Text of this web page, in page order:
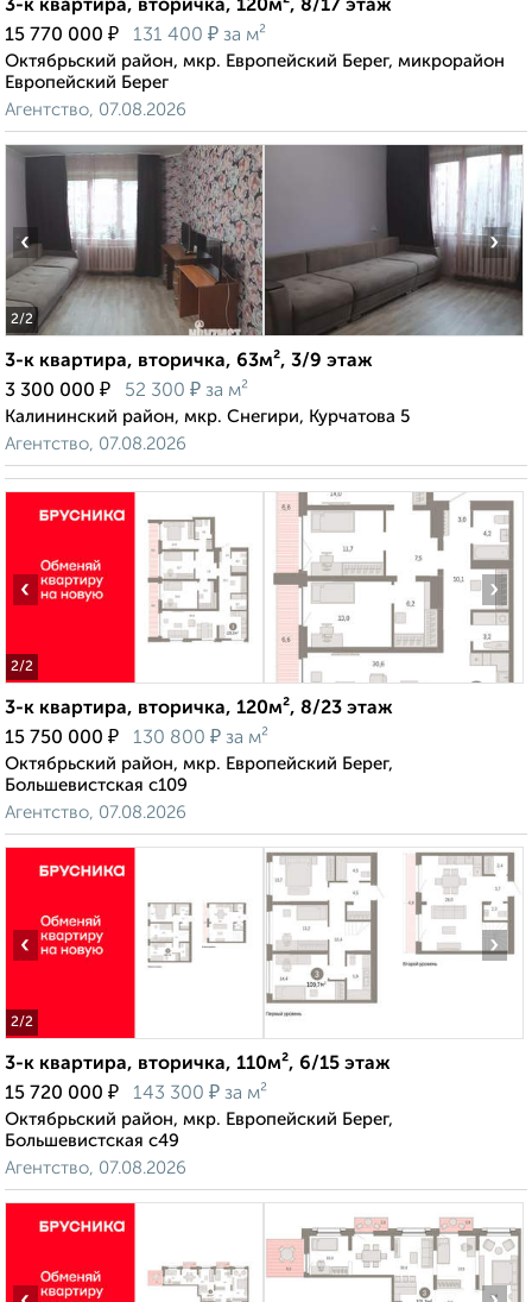
3-к квартира, вторичка, 120м², 8/17 этаж
15 770 000 ₽ 131 400 ₽ за м²
Октябрьский район, мкр. Европейский Берег, микрорайон
Европейский Берег
Агентство, 07.08.2026
2/2
‹ ›
3-к квартира, вторичка, 63м², 3/9 этаж
3 300 000 ₽ 52 300 ₽ за м²
Калининский район, мкр. Снегири, Курчатова 5
Агентство, 07.08.2026
2/2
‹ ›
3-к квартира, вторичка, 120м², 8/23 этаж
15 750 000 ₽ 130 800 ₽ за м²
Октябрьский район, мкр. Европейский Берег,
Большевистская с109
Агентство, 07.08.2026
2/2
‹ ›
3-к квартира, вторичка, 110м², 6/15 этаж
15 720 000 ₽ 143 300 ₽ за м²
Октябрьский район, мкр. Европейский Берег,
Большевистская с49
Агентство, 07.08.2026